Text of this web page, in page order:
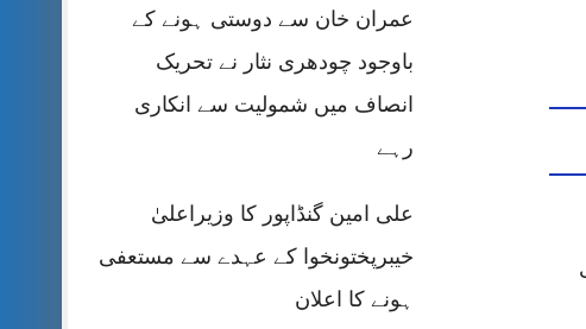
عمران خان سے دوستی ہونے کے
باوجود چودھری نثار نے تحریک
انصاف میں شمولیت سے انکاری
رہے
علی امین گنڈاپور کا وزیراعلیٰ
خیبرپختونخوا کے عہدے سے مستعفی
ہونے کا اعلان